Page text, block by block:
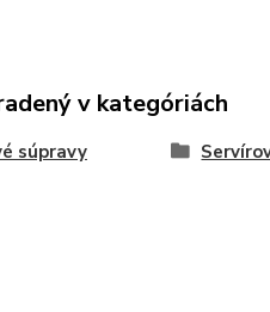
v kategóriách
súpravy